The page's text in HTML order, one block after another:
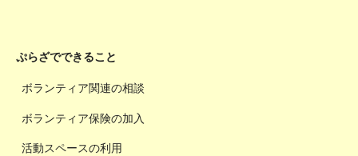
ぷらざでできること
ボランティア関連の相談
ボランティア保険の加入
活動スペースの利用